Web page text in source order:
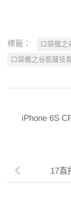
標籤： 口袋楓之
口袋楓之谷凱薩技
iPhone 6S
17直